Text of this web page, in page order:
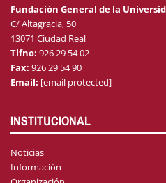
Fundación General de la
C/ Altagracia, 50
13071 Ciudad Real
Tlfno: 926 29 54 02
Fax: 926 29 54 90
Email: [email protected]
INSTITUCIONAL
Noticias
Información